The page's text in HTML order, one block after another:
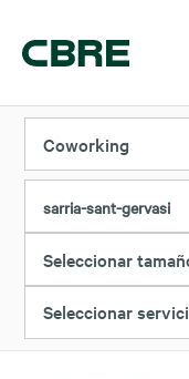
Coworking
sarria-sant-gervasi
Seleccionar
Seleccionar